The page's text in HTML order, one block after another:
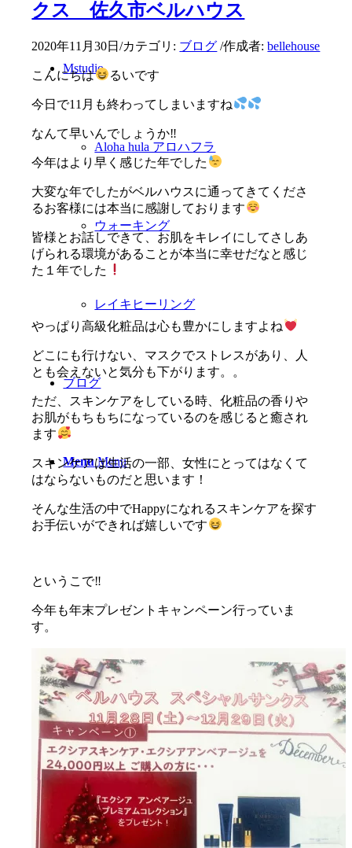
Mstudio
Aloha hula アロハフラ
ウォーキング
レイキヒーリング
ブログ
Menu Menu
クス 佐久市ベルハウス
2020年11月30日/カテゴリ: ブログ /作成者:bellehouse
こんにちは るいです
今日で11月も終わってしまいますね
なんて早いんでしょうか‼︎
今年はより早く感じた年でした
大変な年でしたがベルハウスに通ってきてくださ
るお客様には本当に感謝しております
皆様とお話しできて、お肌をキレイにしてさしあ
げられる環境があることが本当に幸せだなと感じ
た１年でした
やっぱり高級化粧品は心も豊かにしますよね
どこにも行けない、マスクでストレスがあり、人
とも会えないと気分も下がります。。
ただ、スキンケアをしている時、化粧品の香りや
お肌がもちもちになっているのを感じると癒され
ます
スキンケアは生活の一部、女性にとってはなくて
はならないものだと思います！
そんな生活の中でHappyになれるスキンケアを探す
お手伝いができれば嬉しいです
というこで‼︎
今年も年末プレゼントキャンペーン行っていま
す。